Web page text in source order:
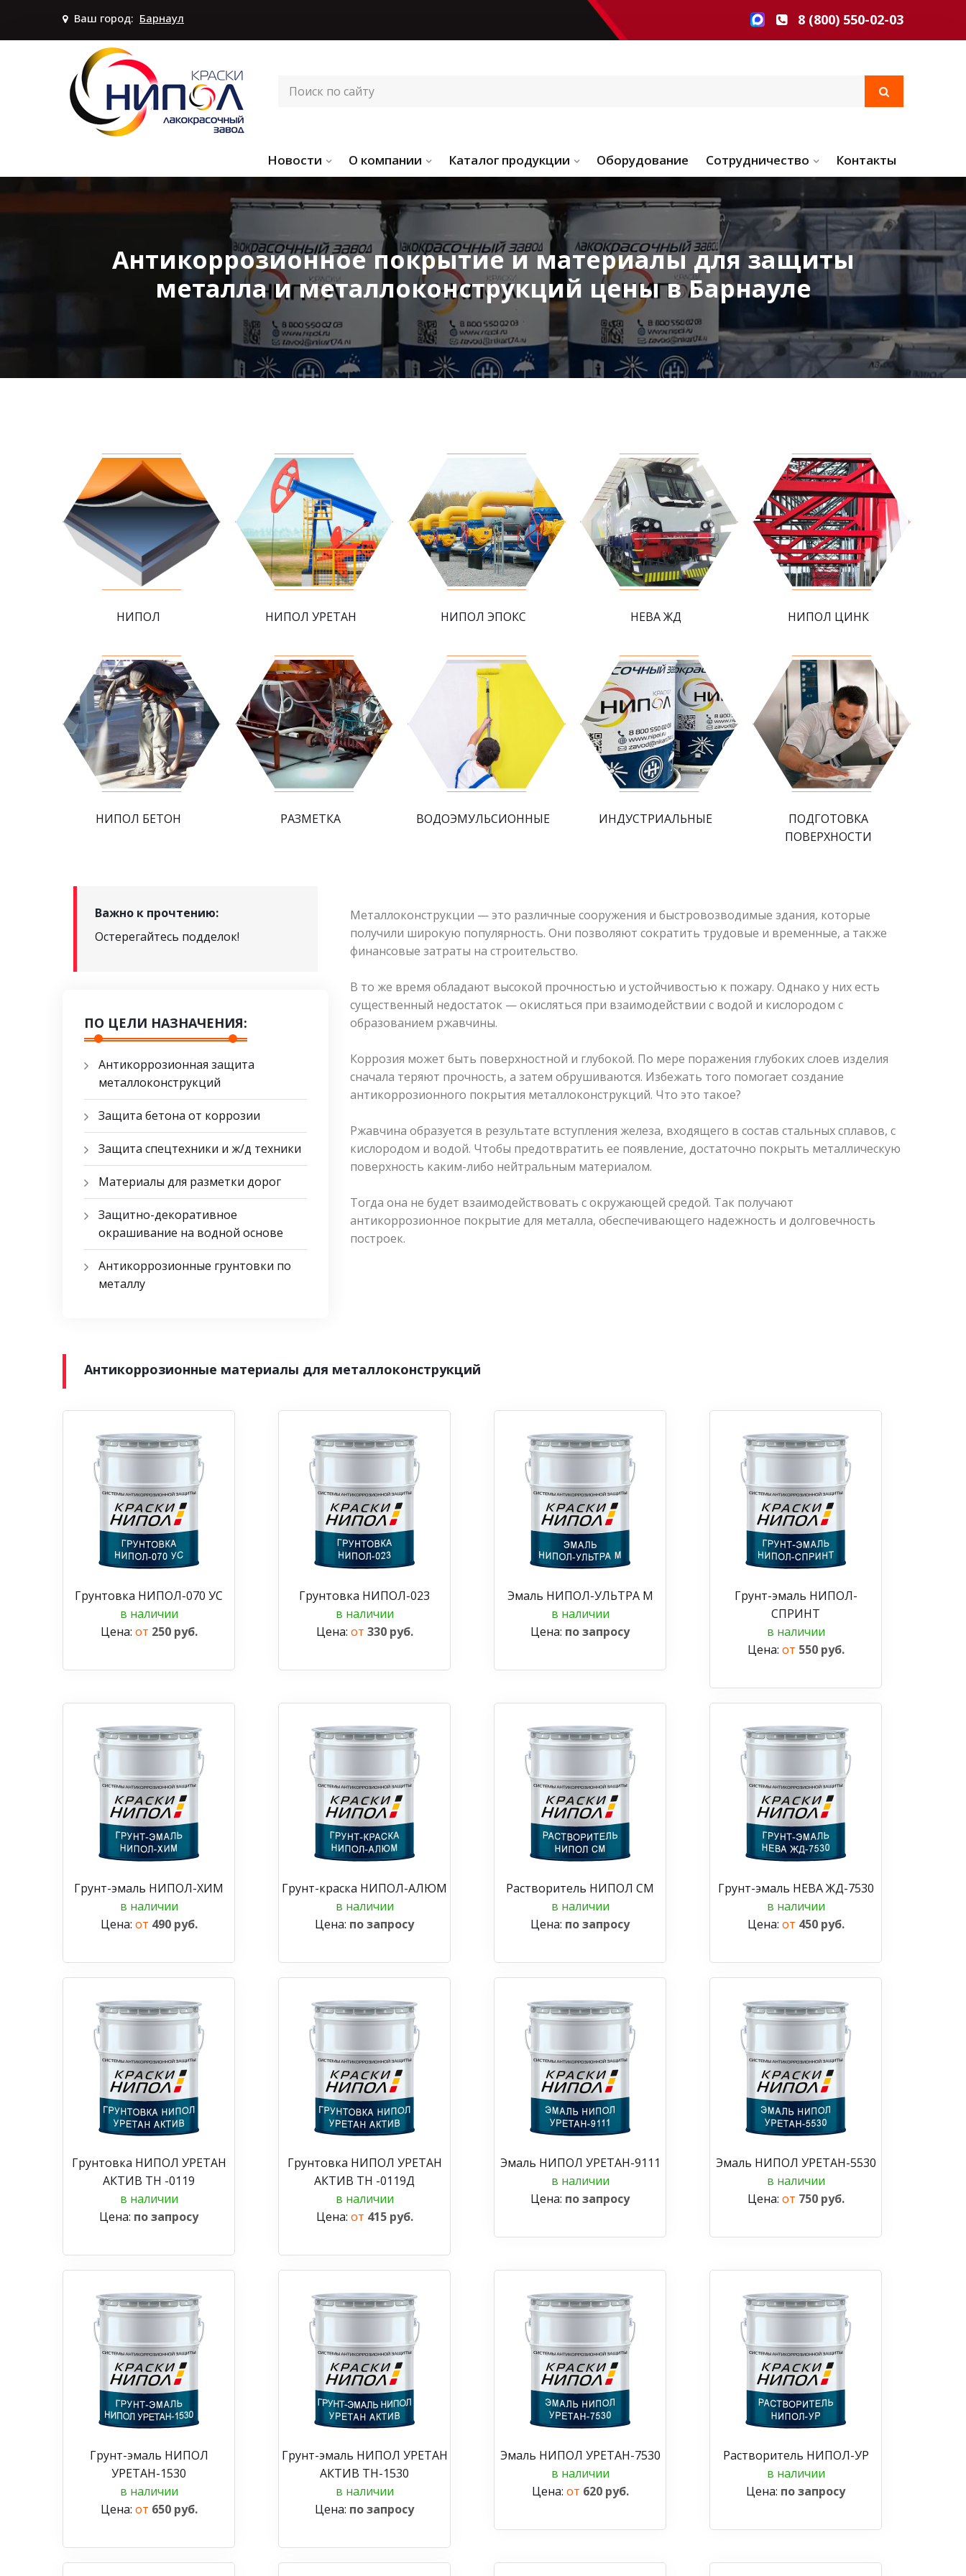
Ваш город: Барнаул 8 (800) 550-02-03
Новости О компании Каталог продукции Оборудование Сотрудничество Контакты
Антикоррозионное покрытие и материалы для защиты
металла и металлоконструкций цены в Барнауле
НИПОЛ НИПОЛ УРЕТАН НИПОЛ ЭПОКС НЕВА ЖД НИПОЛ ЦИНК
НИПОЛ БЕТОН РАЗМЕТКА ВОДОЭМУЛЬСИОННЫЕ ИНДУСТРИАЛЬНЫЕ
ПОДГОТОВКА
ПОВЕРХНОСТИ
Важно к прочтению:
Остерегайтесь подделок!
ПО ЦЕЛИ НАЗНАЧЕНИЯ:
Антикоррозионная защита
металлоконструкций
Защита бетона от коррозии
Защита спецтехники и ж/д техники
Материалы для разметки дорог
Защитно-декоративное
окрашивание на водной основе
Антикоррозионные грунтовки по
металлу
Металлоконструкции — это различные сооружения и быстровозводимые здания, которые
получили широкую популярность. Они позволяют сократить трудовые и временные, а также
финансовые затраты на строительство.
В то же время обладают высокой прочностью и устойчивостью к пожару. Однако у них есть
существенный недостаток — окисляться при взаимодействии с водой и кислородом с
образованием ржавчины.
Коррозия может быть поверхностной и глубокой. По мере поражения глубоких слоев изделия
сначала теряют прочность, а затем обрушиваются. Избежать того помогает создание
антикоррозионного покрытия металлоконструкций. Что это такое?
Ржавчина образуется в результате вступления железа, входящего в состав стальных сплавов, с
кислородом и водой. Чтобы предотвратить ее появление, достаточно покрыть металлическую
поверхность каким-либо нейтральным материалом.
Тогда она не будет взаимодействовать с окружающей средой. Так получают
антикоррозионное покрытие для металла, обеспечивающего надежность и долговечность
построек.
Антикоррозионные материалы для металлоконструкций
Грунтовка НИПОЛ-070 УС
в наличии
Цена: от 250 руб.
Грунтовка НИПОЛ-023
в наличии
Цена: от 330 руб.
Эмаль НИПОЛ-УЛЬТРА М
в наличии
Цена: по запросу
Грунт-эмаль НИПОЛ-
СПРИНТ
в наличии
Цена: от 550 руб.
Грунт-эмаль НИПОЛ-ХИМ
в наличии
Цена: от 490 руб.
Грунт-краска НИПОЛ-АЛЮМ
в наличии
Цена: по запросу
Растворитель НИПОЛ СМ
в наличии
Цена: по запросу
Грунт-эмаль НЕВА ЖД-7530
в наличии
Цена: от 450 руб.
Грунтовка НИПОЛ УРЕТАН
АКТИВ ТН -0119
в наличии
Цена: по запросу
Грунтовка НИПОЛ УРЕТАН
АКТИВ ТН -0119Д
в наличии
Цена: от 415 руб.
Эмаль НИПОЛ УРЕТАН-9111
в наличии
Цена: по запросу
Эмаль НИПОЛ УРЕТАН-5530
в наличии
Цена: от 750 руб.
Грунт-эмаль НИПОЛ
УРЕТАН-1530
в наличии
Цена: от 650 руб.
Грунт-эмаль НИПОЛ УРЕТАН
АКТИВ ТН-1530
в наличии
Цена: по запросу
Эмаль НИПОЛ УРЕТАН-7530
в наличии
Цена: от 620 руб.
Растворитель НИПОЛ-УР
в наличии
Цена: по запросу